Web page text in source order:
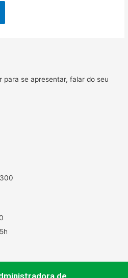
para se apresentar, falar do seu
de